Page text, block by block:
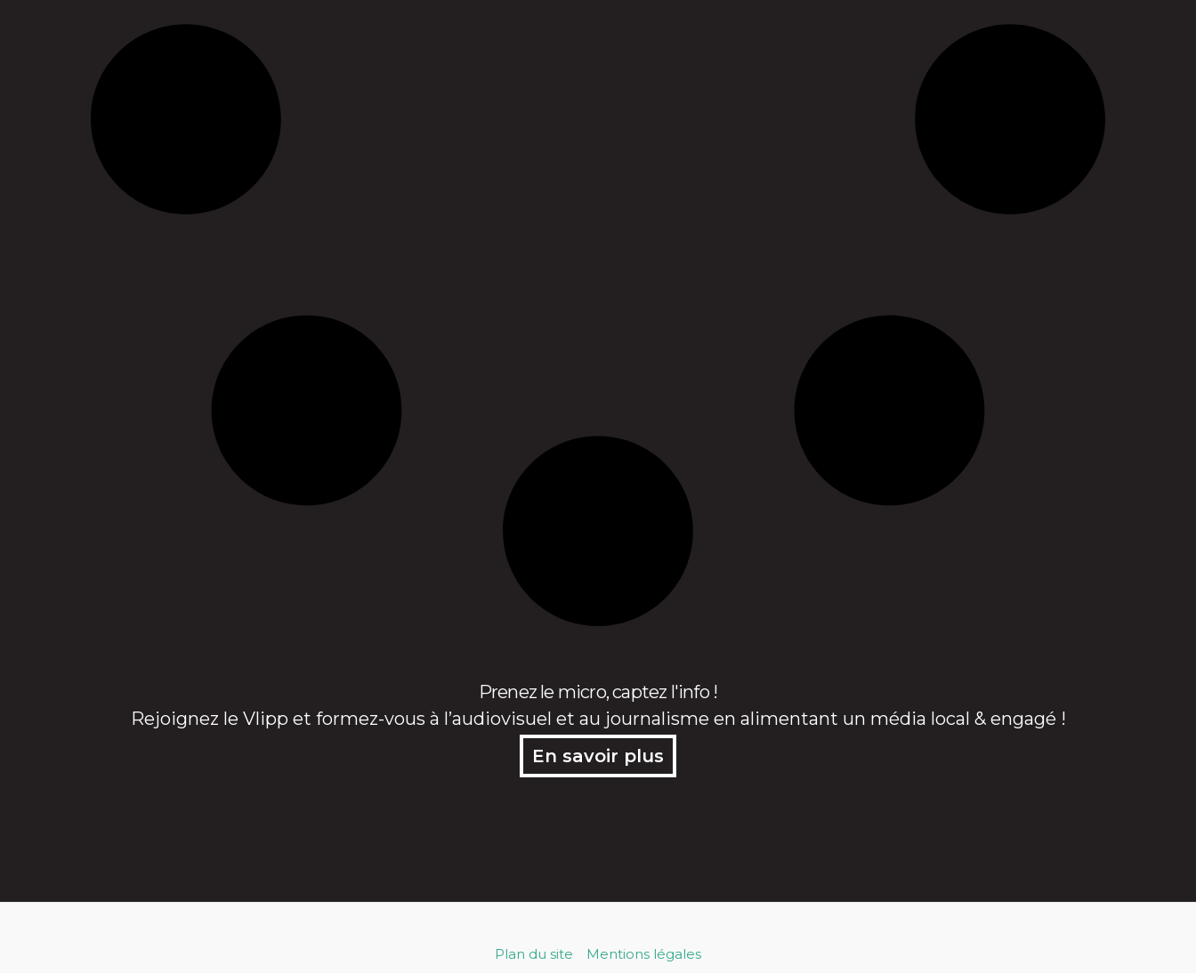
Prenez le micro, captez l'info !
Rejoignez le Vlipp et formez-vous à l’audiovisuel et au journalisme en alimentant un média local & engagé !
En savoir plus
Plan du site Mentions légales